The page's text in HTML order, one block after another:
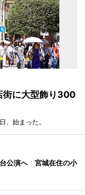
に大型飾り300
、始まった。
公演へ 宮城在住の小